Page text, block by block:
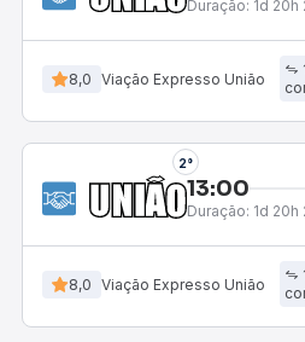
Duração: 1d 20h
8,0 Viação Expresso União
2°
13:00
Duração: 1d 20h
8,0 Viação Expresso União